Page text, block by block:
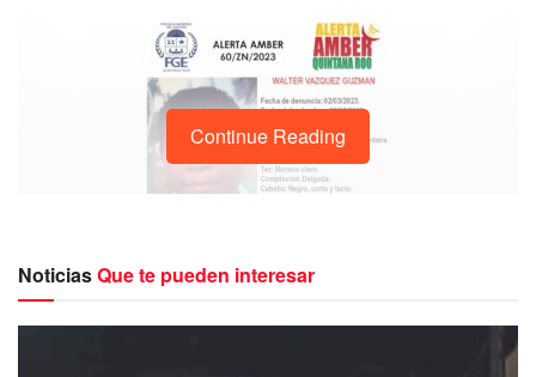
Continue Reading
NoticiasQue te pueden interesar